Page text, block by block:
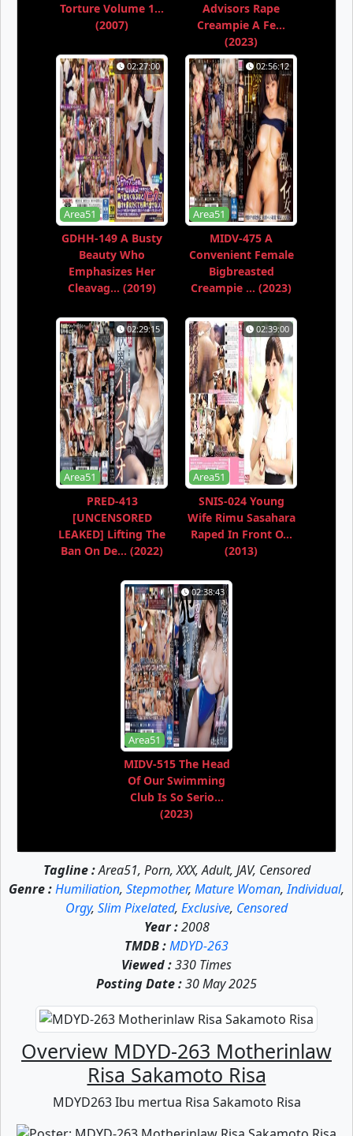
Torture Volume 1...
(2007)
Advisors Rape
Creampie A Fe...
(2023)
02:27:00
Area51
GDHH-149 A Busty
Beauty Who
Emphasizes Her
Cleavag... (2019)
02:56:12
Area51
MIDV-475 A
Convenient Female
Bigbreasted
Creampie ... (2023)
02:29:15
Area51
PRED-413
[UNCENSORED
LEAKED] Lifting The
Ban On De... (2022)
02:39:00
Area51
SNIS-024 Young
Wife Rimu Sasahara
Raped In Front O...
(2013)
02:38:43
Area51
MIDV-515 The Head
Of Our Swimming
Club Is So Serio...
(2023)
Tagline :Area51, Porn, XXX, Adult, JAV, Censored
Genre :Humiliation, Stepmother, Mature Woman,Individual,
Orgy, Slim Pixelated, Exclusive, Censored
Year :2008
TMDB :MDYD-263
Viewed :330 Times
Posting Date :30 May 2025
Overview MDYD-263 Motherinlaw
Risa Sakamoto Risa
MDYD263 Ibu mertua Risa Sakamoto Risa